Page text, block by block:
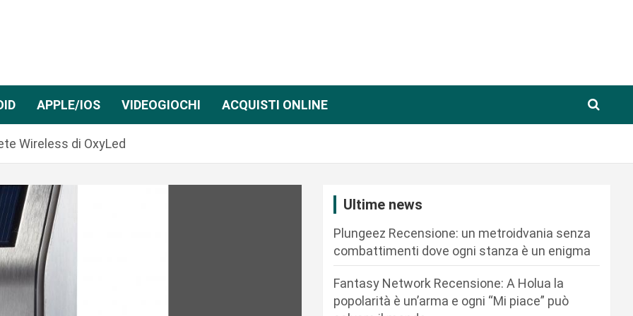
APPLE/IOS VIDEOGIOCHI ACQUISTI ONLINE
Wireless di OxyLed
Ultime news
Plungeez Recensione: un metroidvania senza
combattimenti dove ogni stanza è un enigma
Fantasy Network Recensione: A Holua la
popolarità è un’arma e ogni “Mi piace” può